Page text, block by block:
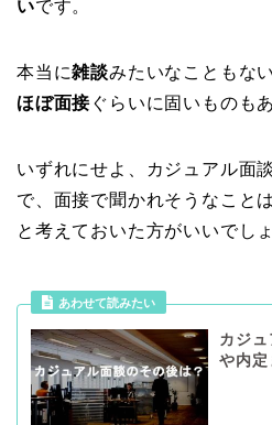
いです。
本当に雑談みたいなこともな
ほぼ面接ぐらいに固いものも
いずれにせよ、カジュアル面
で、面接で聞かれそうなこと
と考えておいた方がいいでしょ
あわせて読みたい
カジ
や内定